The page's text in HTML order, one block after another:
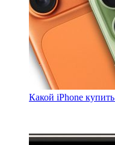
Какой iPhone